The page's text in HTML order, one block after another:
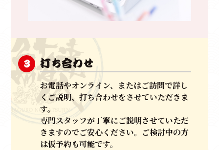
3 打ち合わせ
お電話やオンライン、またはご訪問で詳し
くご説明、打ち合わせをさせていただきま
す。
専門スタッフが丁寧にご説明させていただ
きますのでご安心ください。ご検討中の方
は仮予約も可能です。